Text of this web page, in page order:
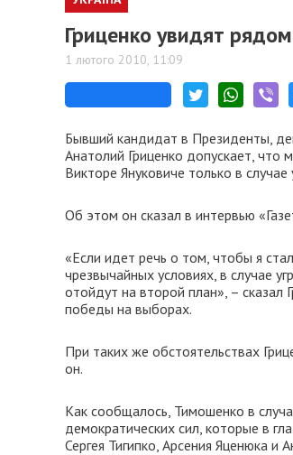
Гриценко увидят
1 лютого 2010, 11:09
Бывший кандидат в Президенты,
Анатолий Гриценко допускает,
Викторе Януковиче только в случае
Об этом он сказал в интервью
«Если идет речь о том, чтобы я
чрезвычайных условиях, в случае
отойдут на второй план», – сказал
победы на выборах.
При таких же обстоятельствах
он.
Как сообщалось, Тимошенко в
демократических сил, которые в
Сергея Тигипко, Арсения Яценюка и